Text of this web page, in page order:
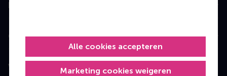
Marketing cookies weigeren
Alle cookies accepteren
Information for
Contact
Volg ons